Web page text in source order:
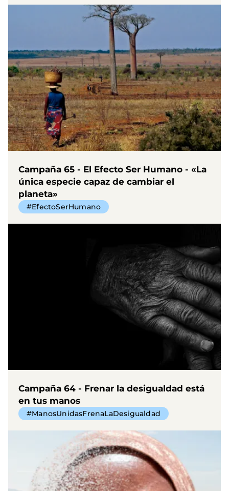
Campaña 65 - El Efecto Ser Humano - «La
única especie capaz de cambiar el
planeta»
#EfectoSerHumano
Campaña 64 - Frenar la desigualdad está
en tus manos
#ManosUnidasFrenaLaDesigualdad